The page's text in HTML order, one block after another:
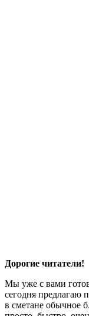
Дорогие читатели!
Мы уже с вами
сегодня предлагаю
в сметане обычное